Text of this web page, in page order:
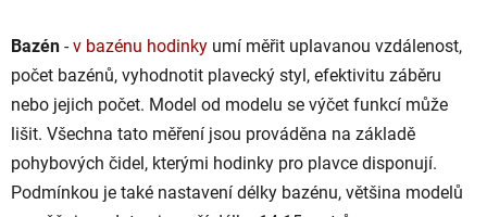
Bazén -v bazénu hodinky umí měřit uplavanou vzdálenost,
počet bazénů, vyhodnotit plavecký styl, efektivitu záběru
nebo jejich počet. Model od modelu se výčet funkcí může
lišit. Všechna tato měření jsou prováděna na základě
pohybových čidel, kterými hodinky pro plavce disponují.
Podmínkou je také nastavení délky bazénu, většina modelů